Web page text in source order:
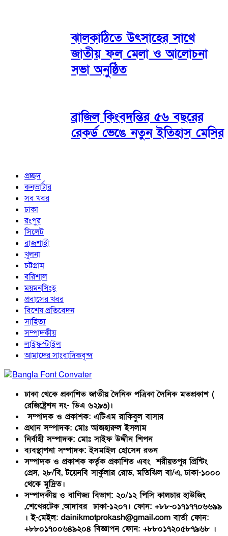
ঝালকাঠিতে উৎসাহের সাথে
জাতীয় ফল মেলা ও আলোচনা
সভা অনুষ্ঠিত
ব্রাজিল কিংবদন্তির ৫৬ বছরের
রেকর্ড ভেঙে নতুন ইতিহাস মেসির
প্রচ্ছদ
কনভার্টার
সব খবর
ঢাকা
রংপুর
সিলেট
রাজশাহী
খুলনা
চট্টগ্রাম
বরিশাল
ময়মনসিংহ
প্রবাসের খবর
বিশেষ প্রতিবেদন
সাহিত্য
সম্পাদকীয়
লাইফস্টাইল
আমাদের সাংবাদিকবৃন্দ
ঢাকা থেকে প্রকাশিত জাতীয় দৈনিক পত্রিকা দৈনিক মতপ্রকাশ (
রেজিষ্ট্রেশন নং- ডিএ ৬২৯৩)।
সম্পাদক ও প্রকাশক: এটিএম রাকিবুল বাসার
প্রধান সম্পাদক: মোঃ আজহারুল ইসলাম
নির্বাহী সম্পাদক: মোঃ সাইফ উদ্দীন শিপন
ব্যবস্থাপনা সম্পাদক: ইসমাইল হোসেন রতন
সম্পাদক ও প্রকাশক কর্তৃক প্রকাশিত এবং শরীয়তপুর প্রিন্টিং
প্রেস, ২৮/বি, টয়েনবি সার্কুলার রোড, মতিঝিল বা/এ, ঢাকা-১০০০
থেকে মুদ্রিত।
সম্পাদকীয় ও বাণিজ্য বিভাগ: ২০/১২ পিসি কালচার হাউজিং
,শেখেরটেক ,আদাবর ঢাকা-১২০৭। ফোন: +৮৮-০১৭১৭৭০৬৬৯৯
। ই-মেইল: dainikmotprokash@gmail.com বার্তা ফোন:
+৮৮০১৭০০৬৪৯২০৪ বিজ্ঞাপন ফোন: +৮৮০১৭২০৫৮৭৯৬৮ ।